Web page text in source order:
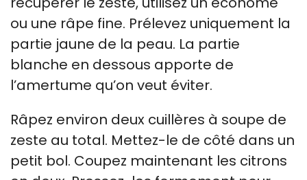
ou une râpe fine. Prélevez uniquement la
partie jaune de la peau. La partie
blanche en dessous apporte de
l’amertume qu’on veut éviter.
Râpez environ deux cuillères à soupe de
zeste au total. Mettez-le de côté dans un
petit bol. Coupez maintenant les citrons